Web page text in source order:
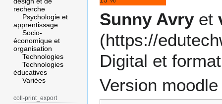
Sunny Avry et
Digital et
Version
recherche
Psychologie et
apprentissage
Socio-
économique et
organisation
Technologies
Technologies
éducatives
Variées
coll-print_export